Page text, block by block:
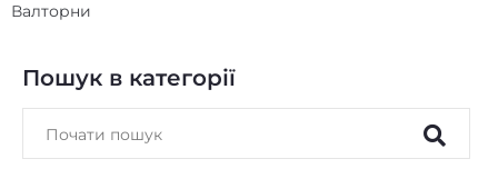
Валторни
Пошук в категорії